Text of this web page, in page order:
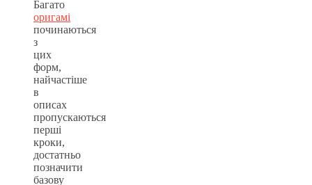
Багато
оригамі
починаються
з
цих
форм,
найчастіше
в
описах
пропускаються
перші
кроки,
достатньо
позначити
базову